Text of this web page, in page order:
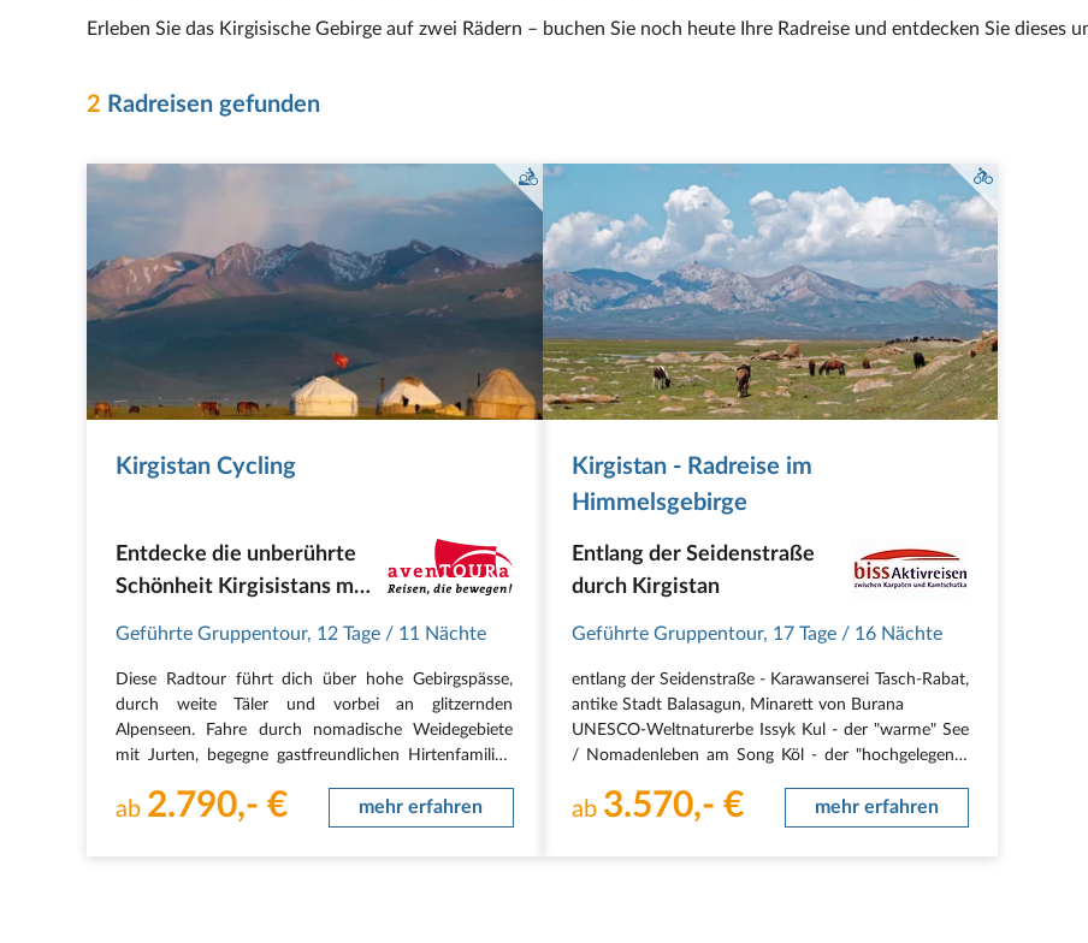
Erleben Sie das Kirgisische Gebirge auf zwei Rädern – buchen Sie noch heute Ihre Radreise und entdecken Sie dieses
2 Radreisen gefunden
Kirgistan Cycling
Entdecke die unberührte
Schönheit Kirgisistans mit
Geführte Gruppentour, 12 Tage / 11 Nächte
Diese Radtour führt dich über hohe Gebirgspässe,
durch weite Täler und vorbei an glitzernden
Alpenseen. Fahre durch nomadische Weidegebiete
mit Jurten, begegne gastfreundlichen Hirtenfamilien
schneebedeckte Gipfel.
ab 2.790,- € mehr erfahren
Kirgistan - Radreise im
Himmelsgebirge
Entlang der Seidenstraße
durch Kirgistan
Geführte Gruppentour, 17 Tage / 16 Nächte
entlang der Seidenstraße - Karawanserei Tasch-Rabat,
antike Stadt Balasagun, Minarett von Burana
UNESCO-Weltnaturerbe Issyk Kul - der "warme" See
/ Nomadenleben am Song Köl - der "hochgelegene"
Besichtigung einer Filzmanufaktur, Petroglyhen ín
Tscholpon Ata, Tamerlans Steine.…
ab 3.570,- € mehr erfahren